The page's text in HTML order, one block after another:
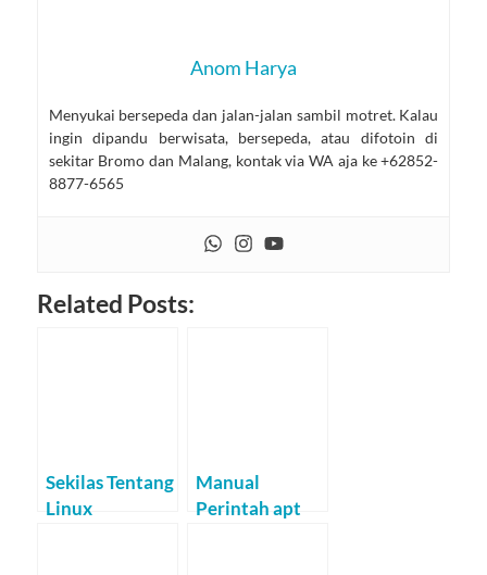
Anom Harya
Menyukai bersepeda dan jalan-jalan sambil motret. Kalau
ingin dipandu berwisata, bersepeda, atau difotoin di
sekitar Bromo dan Malang, kontak via WA aja ke +62852-
8877-6565
Related Posts:
Sekilas Tentang
Linux
Manual
Perintah apt